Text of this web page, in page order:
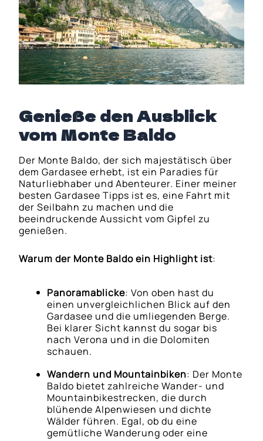
Genieße den Ausblick
vom Monte Baldo
Der Monte Baldo, der sich majestätisch über
dem Gardasee erhebt, ist ein Paradies für
Naturliebhaber und Abenteurer. Einer meiner
besten Gardasee Tipps ist es, eine Fahrt mit
der Seilbahn zu machen und die
beeindruckende Aussicht vom Gipfel zu
genießen.
Warum der Monte Baldo ein Highlight ist:
Panoramablicke: Von oben hast du
einen unvergleichlichen Blick auf den
Gardasee und die umliegenden Berge.
Bei klarer Sicht kannst du sogar bis
nach Verona und in die Dolomiten
schauen.
Wandern und Mountainbiken: Der Monte
Baldo bietet zahlreiche Wander- und
Mountainbikestrecken, die durch
blühende Alpenwiesen und dichte
Wälder führen. Egal, ob du eine
gemütliche Wanderung oder eine